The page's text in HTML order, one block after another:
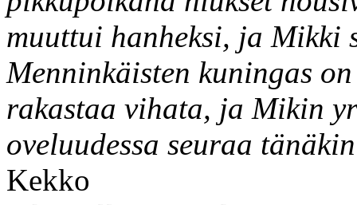
muuttui hanheksi, ja
Menninkäisten kuningas
rakastaa vihata, ja Mikin
oveluudessa seuraa
Kekko